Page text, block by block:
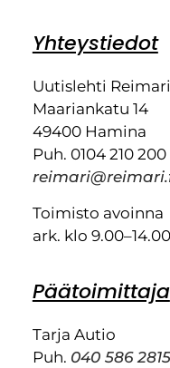
Yhteystiedot
Uutislehti Reimari
Maariankatu 14
49400 Hamina
Puh. 0104 210 200
Toimisto avoinna
ark. klo 9.00–14.00
Päätoimittaja
Tarja Autio
Puh. 040 586 2815